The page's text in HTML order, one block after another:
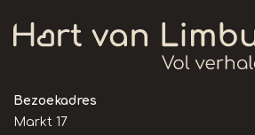
Bezoekadres
Markt 17